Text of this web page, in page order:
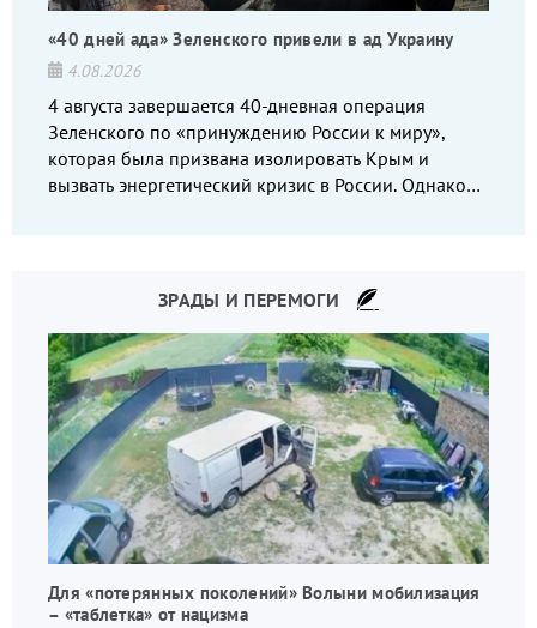
«40 дней ада» Зеленского привели в ад Украину
4.08.2026
4 августа завершается 40-дневная операция
Зеленского по «принуждению России к миру»,
которая была призвана изолировать Крым и
вызвать энергетический кризис в России. Однако
ЗРАДЫ И ПЕРЕМОГИ
Для «потерянных поколений» Волыни мобилизация
– «таблетка» от нацизма